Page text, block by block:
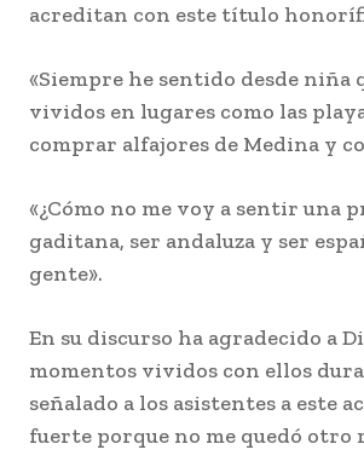
acreditan con este título
«Siempre he sentido desde niña
vividos en lugares como las
comprar alfajores de Medina y
«¿Cómo no me voy a sentir una
gaditana, ser andaluza y ser
gente».
En su discurso ha agradecido a
momentos vividos con ellos
señalado a los asistentes a este
fuerte porque no me quedó otro